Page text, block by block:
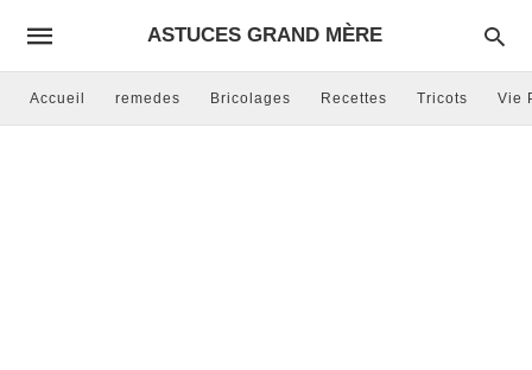
ASTUCES GRAND MÈRE
Accueil remedes Bricolages Recettes Tricots Vie